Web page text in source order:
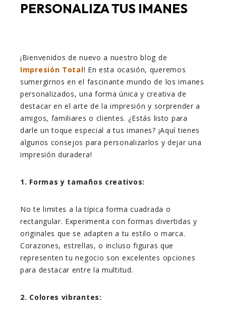
PERSONALIZA TUS IMANES
¡Bienvenidos de nuevo a nuestro blog de
Impresión Total! En esta ocasión, queremos
sumergirnos en el fascinante mundo de los imanes
personalizados, una forma única y creativa de
destacar en el arte de la impresión y sorprender a
amigos, familiares o clientes. ¿Estás listo para
darle un toque especial a tus imanes? ¡Aquí tienes
algunos consejos para personalizarlos y dejar una
impresión duradera!
1. Formas y tamaños creativos:
No te limites a la típica forma cuadrada o
rectangular. Experimenta con formas divertidas y
originales que se adapten a tu estilo o marca.
Corazones, estrellas, o incluso figuras que
representen tu negocio son excelentes opciones
para destacar entre la multitud.
2. Colores vibrantes: